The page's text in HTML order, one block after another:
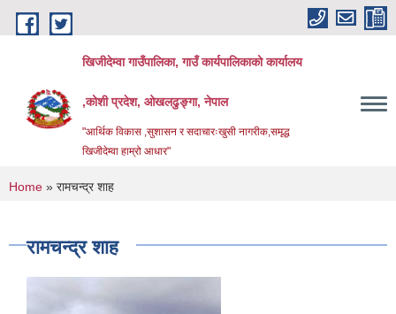
Skip to main content
खिजीदेम्वा गाउँपालिका, गाउँ कार्यपालिकाको कार्यालय
,कोशी प्रदेश, ओखलढुङ्गा, नेपाल
"आर्थिक विकास ,सुशासन र सदाचारःखुसी नागरीक,समृद्ध
खिजीदेम्वा हाम्रो आधार"
You are here
Home » रामचन्द्र शाह
रामचन्द्र शाह